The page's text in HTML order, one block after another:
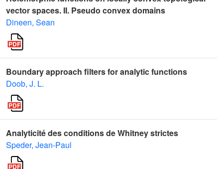
vector spaces. II. Pseudo convex domains
Dineen, Sean
Boundary approach filters for analytic functions
Doob, J. L.
Analyticité des conditions de Whitney strictes
Speder, Jean-Paul